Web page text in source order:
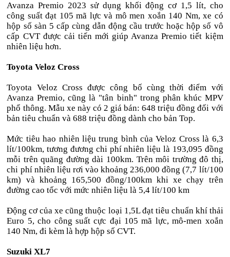
Avanza Premio 2023 sử dụng khối động cơ 1,5 lít, cho
công suất đạt 105 mã lực và mô men xoắn 140 Nm, xe có
hộp số sàn 5 cấp cùng dẫn động cầu trước hoặc hộp số vô
cấp CVT được cải tiến mới giúp Avanza Premio tiết kiệm
nhiên liệu hơn.
Toyota Veloz Cross
Toyota Veloz Cross được công bố cùng thời điểm với
Avanza Premio, cũng là "tân binh" trong phân khúc MPV
phổ thông. Mẫu xe này có 2 giá bán: 648 triệu đồng đối với
bản tiêu chuẩn và 688 triệu đồng dành cho bản Top.
Mức tiêu hao nhiên liệu trung bình của Veloz Cross là 6,3
lít/100km, tương đương chi phí nhiên liệu là 193,095 đồng
mỗi trên quãng đường dài 100km. Trên môi trường đô thị,
chi phí nhiên liệu rơi vào khoảng 236,000 đồng (7,7 lít/100
km) và khoảng 165,500 đồng/100km khi xe chạy trên
đường cao tốc với mức nhiên liệu là 5,4 lít/100 km
Động cơ của xe cũng thuộc loại 1,5L đạt tiêu chuẩn khí thải
Euro 5, cho công suất cực đại 105 mã lực, mô-men xoắn
140 Nm, đi kèm là hợp hộp số CVT.
Suzuki XL7